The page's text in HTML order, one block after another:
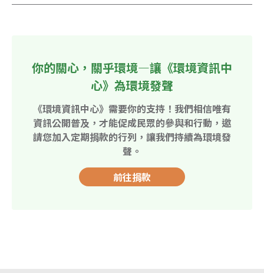
你的關心，關乎環境—讓《環境資訊中
心》為環境發聲
《環境資訊中心》需要你的支持！我們相信唯有
資訊公開普及，才能促成民眾的參與和行動，邀
請您加入定期捐款的行列，讓我們持續為環境發
聲。
前往捐款